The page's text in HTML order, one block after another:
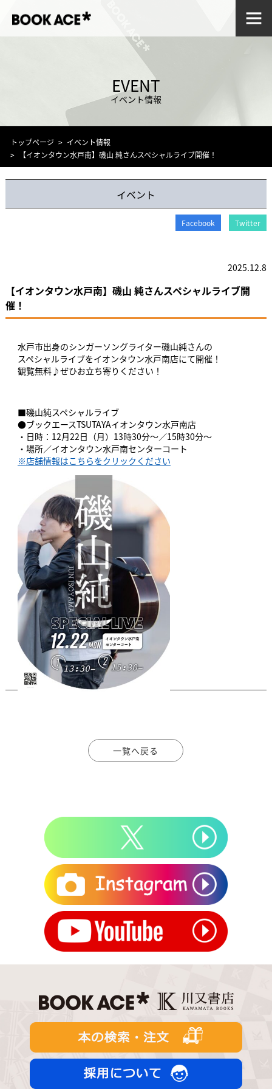
EVENT
イベント情報
トップページ
イベント情報
【イオンタウン水戸南】磯山 純さんスペシャルライブ開催！
イベント
Facebook Twitter
2025.12.8
【イオンタウン水戸南】磯山 純さんスペシャルライブ開
催！
水戸市出身のシンガーソングライター磯山純さんの
スペシャルライブをイオンタウン水戸南店にて開催！
観覧無料♪ぜひお立ち寄りください！
■磯山純スペシャルライブ
●ブックエースTSUTAYAイオンタウン水戸南店
・日時：12月22日（月）13時30分～／15時30分～
・場所／イオンタウン水戸南センターコート
※店舗情報はこちらをクリックください
一覧へ戻る